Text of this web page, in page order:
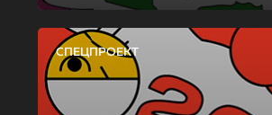
СПЕЦПРОЕКТ